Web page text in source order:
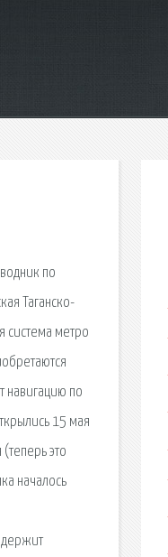
по
Таганско-
система метро
навигацию по
15 мая
это
началось